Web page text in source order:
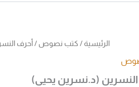
الرئيسية / كتب نصوص / أحرف
(د.نسرين يحيى)